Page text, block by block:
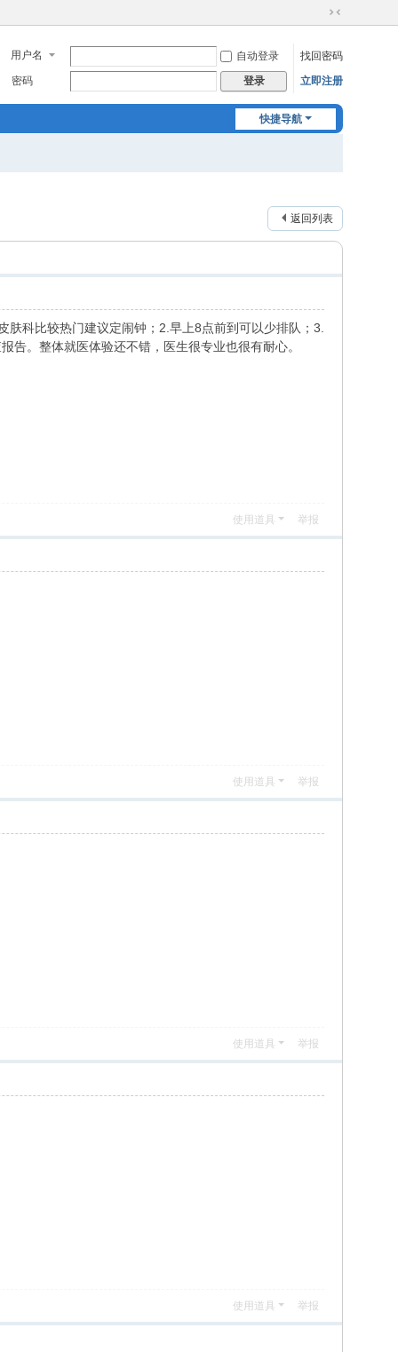
切
到
窄
用户名 自动登录
找回密码
密码
登录 立即注册
快捷导航
返回列表
科比较热门建议定闹钟；2.早上8点前到可以少排队；3.
告。整体就医体验还不错，医生很专业也很有耐心。
使用道具 举报
使用道具 举报
使用道具 举报
使用道具 举报